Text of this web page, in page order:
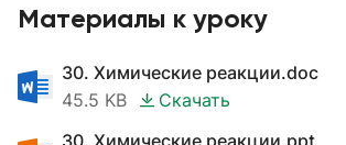
Материалы к уроку
30. Химические реакции.doc
45.5 KB
Скачать
30. Химические реакции.ppt